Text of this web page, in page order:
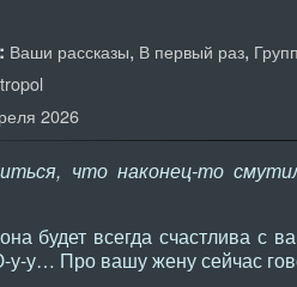
Ваши рассказы, В первый раз,
2026
что наконец-то
будет всегда счастлива с
у-у… Про вашу жену сейчас